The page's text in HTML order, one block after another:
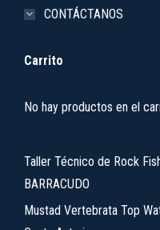
CONTÁCTANOS
Carrito
No hay productos en el
Taller Técnico de Rock
BARRACUDO
Mustad Vertebrata Top